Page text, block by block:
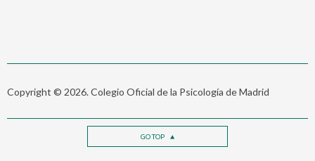
Copyright © 2026. Colegio Oficial de la Psicología de Madrid
GO TOP